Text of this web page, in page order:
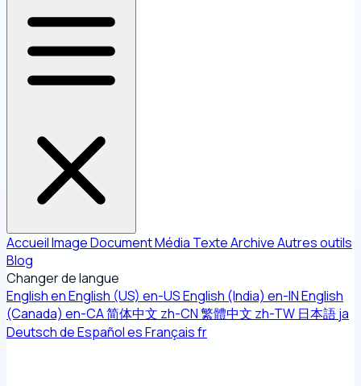
AccueilImageDocumentMédia TexteArchiveAutres outils
Blog
Changer de langue
EnglishenEnglish (US) en-USEnglish (India) en-INEnglish
(Canada) en-CA简体中文 zh-CN繁體中文 zh-TW 日本語ja
DeutschdeEspañolesFrançaisfr